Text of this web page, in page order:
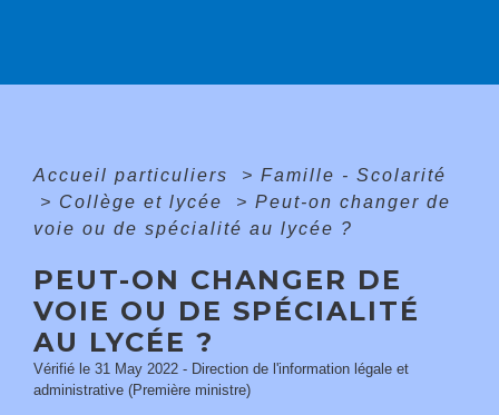
Accueil particuliers > Famille - Scolarité
> Collège et lycée > Peut-on changer de
voie ou de spécialité au lycée ?
PEUT-ON CHANGER DE
VOIE OU DE SPÉCIALITÉ
AU LYCÉE ?
Vérifié le 31 May 2022 - Direction de l'information légale et
administrative (Première ministre)